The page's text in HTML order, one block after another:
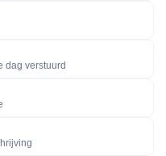
dag verstuurd